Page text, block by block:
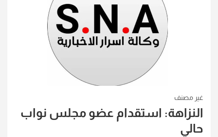
غير مصنف
النزاهة: استقدام عضو مجلس نواب
حالي